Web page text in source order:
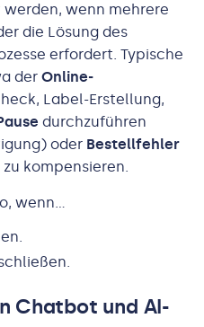
wenn mehrere
die Lösung des
erfordert. Typische
der Online-
Label-Erstellung,
durchzuführen
oder Bestellfehler
kompensieren.
wenn…
Chatbot und AI-